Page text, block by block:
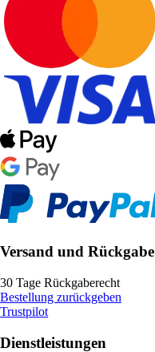
Versand und Rückgabe
30 Tage Rückgaberecht
Bestellung zurückgeben
Trustpilot
Dienstleistungen